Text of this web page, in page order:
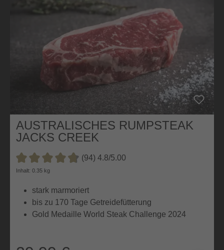
AUSTRALISCHES RUMPSTEAK
JACKS CREEK
Durchschnittliche Bewertung von 4.8 von 5 Sternen
(94) 4.8/5.00
Inhalt: 0.35 kg
stark marmoriert
bis zu 170 Tage Getreidefütterung
Gold Medaille World Steak Challenge 2024